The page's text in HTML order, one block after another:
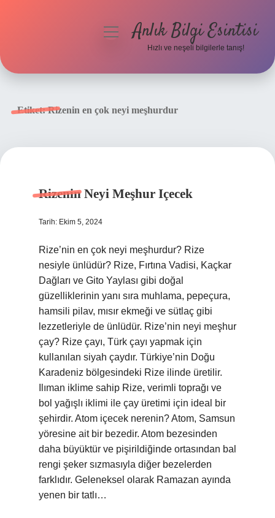
menüyüAnlık Bilgi Esintisi
Hızlı ve neşeli bilgilerle tanış!
Etiket:Rizenin en çok neyi meşhurdur
Rizenin Neyi Meşhur Içecek
Tarih: Ekim 5, 2024
Rize’nin en çok neyi meşhurdur? Rize
nesiyle ünlüdür? Rize, Fırtına Vadisi, Kaçkar
Dağları ve Gito Yaylası gibi doğal
güzelliklerinin yanı sıra muhlama, pepeçura,
hamsili pilav, mısır ekmeği ve sütlaç gibi
lezzetleriyle de ünlüdür. Rize’nin neyi meşhur
çay? Rize çayı, Türk çayı yapmak için
kullanılan siyah çaydır. Türkiye’nin Doğu
Karadeniz bölgesindeki Rize ilinde üretilir.
Ilıman iklime sahip Rize, verimli toprağı ve
bol yağışlı iklimi ile çay üretimi için ideal bir
şehirdir. Atom içecek nerenin? Atom, Samsun
yöresine ait bir bezedir. Atom bezesinden
daha büyüktür ve pişirildiğinde ortasından bal
rengi şeker sızmasıyla diğer bezelerden
farklıdır. Geleneksel olarak Ramazan ayında
yenen bir tatlı…